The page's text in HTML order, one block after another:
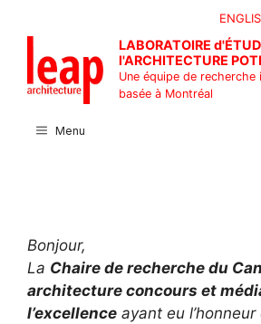
contenu
LABORATOIRE
l'ARCHITECTURE
Une équipe de recherche
basée à Montréal
Menu
Bonjour,
La Chaire de recherche du
architecture concours et
l’excellence ayant eu l’honneur